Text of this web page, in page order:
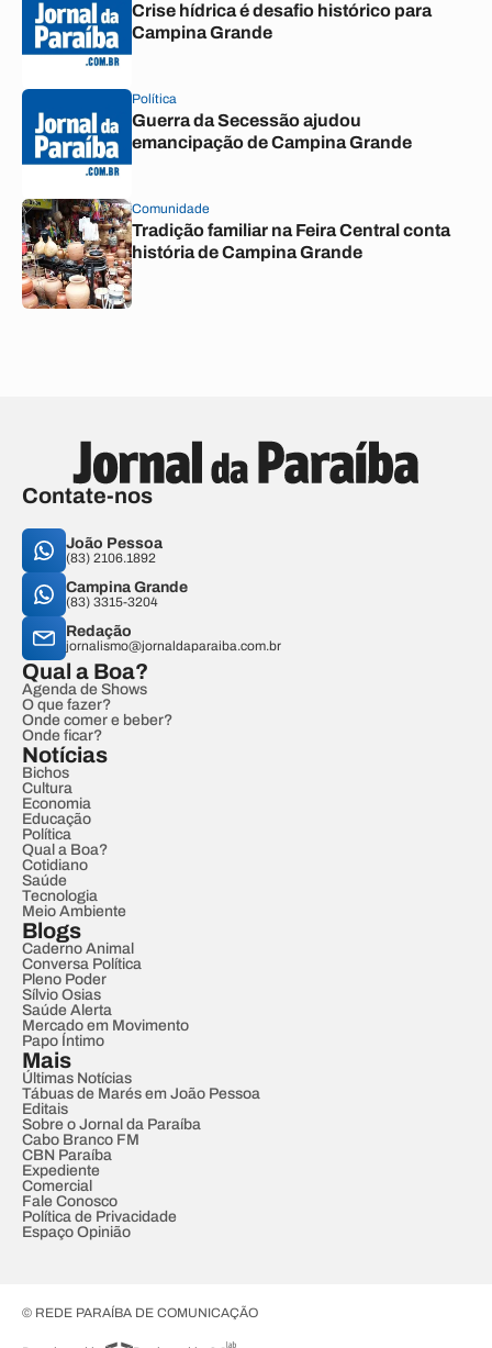
Crise hídrica é desafio histórico para
Campina Grande
Política
Guerra da Secessão ajudou
emancipação de Campina Grande
Comunidade
Tradição familiar na Feira Central conta
história de Campina Grande
Contate-nos
João Pessoa
(83) 2106.1892
Campina Grande
(83) 3315-3204
Redação
jornalismo@jornaldaparaiba.com.br
Qual a Boa?
Agenda de Shows
O que fazer?
Onde comer e beber?
Onde ficar?
Notícias
Bichos
Cultura
Economia
Educação
Política
Qual a Boa?
Cotidiano
Saúde
Tecnologia
Meio Ambiente
Blogs
Caderno Animal
Conversa Política
Pleno Poder
Sílvio Osias
Saúde Alerta
Mercado em Movimento
Papo Íntimo
Mais
Últimas Notícias
Tábuas de Marés em João Pessoa
Editais
Sobre o Jornal da Paraíba
Cabo Branco FM
CBN Paraíba
Expediente
Comercial
Fale Conosco
Política de Privacidade
Espaço Opinião
© REDE PARAÍBA DE COMUNICAÇÃO